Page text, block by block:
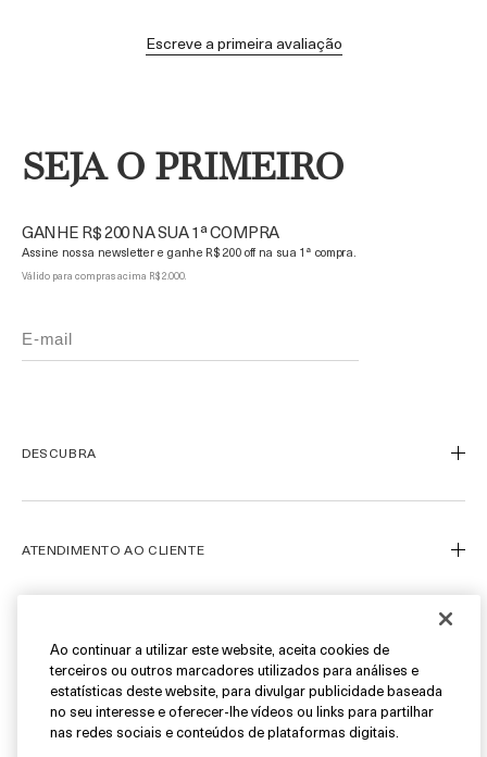
Escreve a primeira avaliação
SEJA O PRIMEIRO
GANHE R$ 200 NA SUA 1ª COMPRA
Assine nossa newsletter e ganhe R$ 200 off na sua 1ª compra.
Válido para compras acima R$ 2.000.
DESCUBRA
Nossa Arte
Ofertas
ATENDIMENTO AO CLIENTE
Fale Conosco
Personal Shopper
Cancelamentos & Devoluções
Encontre uma Boutique/SPA
SIGA-NOS
Instagram
Facebook
Ao continuar a utilizar este website, aceita cookies de
terceiros ou outros marcadores utilizados para análises e
estatísticas deste website, para divulgar publicidade baseada
no seu interesse e oferecer-lhe vídeos ou links para partilhar
nas redes sociais e conteúdos de plataformas digitais.